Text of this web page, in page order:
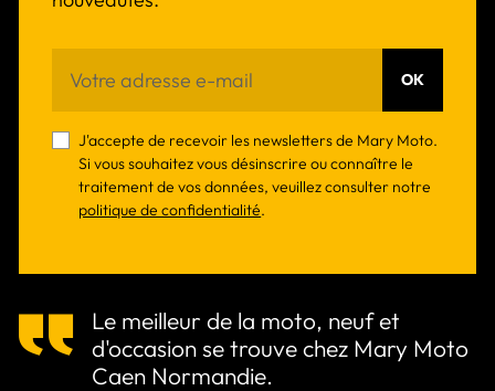
OK
J'accepte de recevoir les newsletters de Mary Moto.
Si vous souhaitez vous désinscrire ou connaître le
traitement de vos données, veuillez consulter notre
politique de confidentialité.
Le meilleur de la moto, neuf et
d'occasion se trouve chez Mary Moto
Caen Normandie.